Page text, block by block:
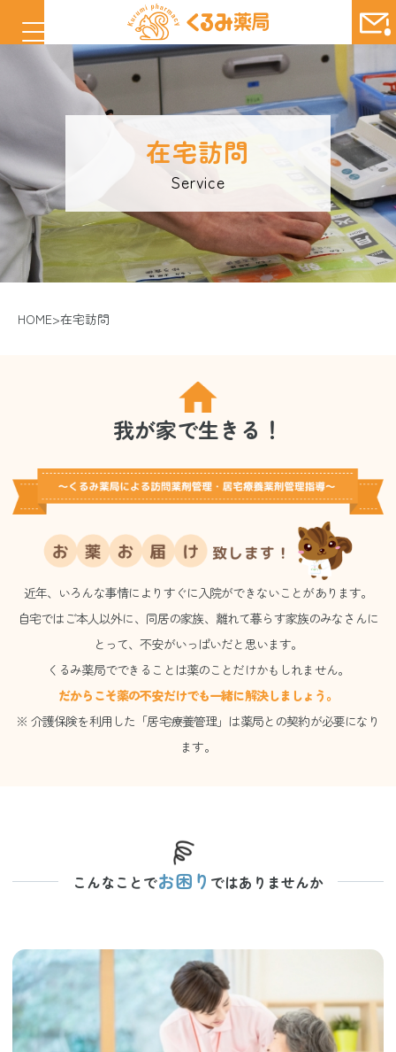
在宅訪問
Service
HOME 在宅訪問
我が家で生きる！
近年、いろんな事情によりすぐに入院ができないことがあります。
自宅ではご本人以外に、同居の家族、離れて暮らす家族のみなさんに
とって、不安がいっぱいだと思います。
くるみ薬局でできることは薬のことだけかもしれません。
だからこそ薬の不安だけでも一緒に解決しましょう。
※ 介護保険を利用した「居宅療養管理」は薬局との契約が必要になり
ます。
こんなことでお困り ではありませんか